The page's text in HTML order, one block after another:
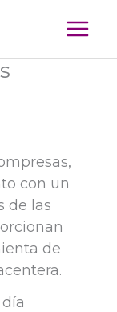
con un
de las
de